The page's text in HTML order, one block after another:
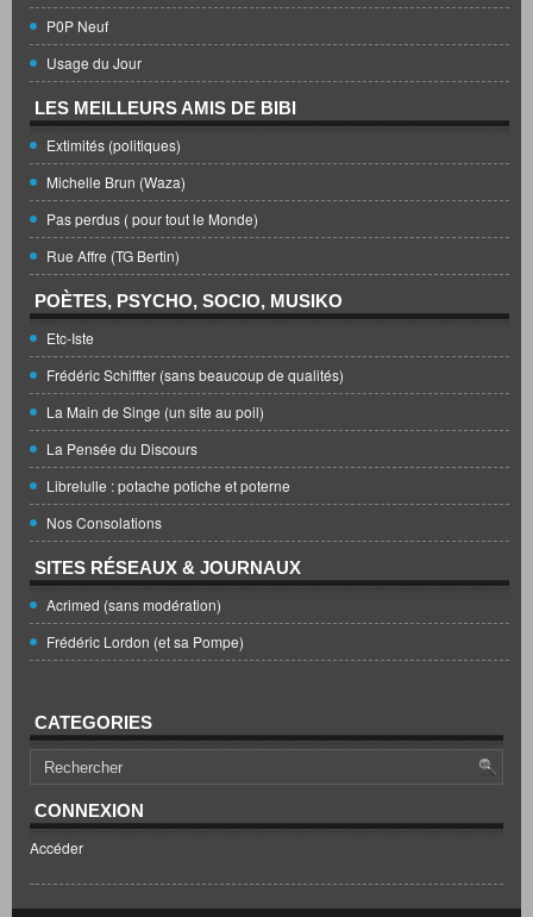
P0P Neuf
Usage du Jour
LES MEILLEURS AMIS DE BIBI
Extimités (politiques)
Michelle Brun (Waza)
Pas perdus ( pour tout le Monde)
Rue Affre (TG Bertin)
POÈTES, PSYCHO, SOCIO, MUSIKO
Etc-Iste
Frédéric Schiffter (sans beaucoup de qualités)
La Main de Singe (un site au poil)
La Pensée du Discours
Librelulle : potache potiche et poterne
Nos Consolations
SITES RÉSEAUX & JOURNAUX
Acrimed (sans modération)
Frédéric Lordon (et sa Pompe)
CATEGORIES
CONNEXION
Accéder